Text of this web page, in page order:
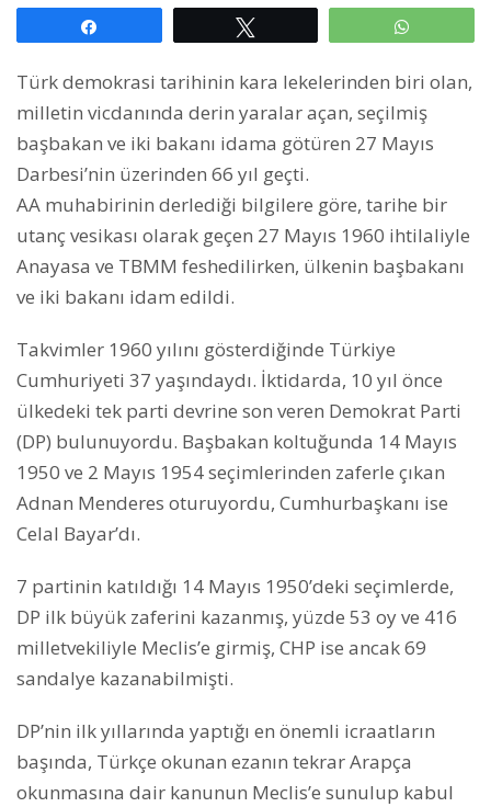
Türk demokrasi tarihinin kara lekelerinden biri olan,
milletin vicdanında derin yaralar açan, seçilmiş
başbakan ve iki bakanı idama götüren 27 Mayıs
Darbesi’nin üzerinden 66 yıl geçti.
AA muhabirinin derlediği bilgilere göre, tarihe bir
utanç vesikası olarak geçen 27 Mayıs 1960 ihtilaliyle
Anayasa ve TBMM feshedilirken, ülkenin başbakanı
ve iki bakanı idam edildi.
Takvimler 1960 yılını gösterdiğinde Türkiye
Cumhuriyeti 37 yaşındaydı. İktidarda, 10 yıl önce
ülkedeki tek parti devrine son veren Demokrat Parti
(DP) bulunuyordu. Başbakan koltuğunda 14 Mayıs
1950 ve 2 Mayıs 1954 seçimlerinden zaferle çıkan
Adnan Menderes oturuyordu, Cumhurbaşkanı ise
Celal Bayar’dı.
7 partinin katıldığı 14 Mayıs 1950’deki seçimlerde,
DP ilk büyük zaferini kazanmış, yüzde 53 oy ve 416
milletvekiliyle Meclis’e girmiş, CHP ise ancak 69
sandalye kazanabilmişti.
DP’nin ilk yıllarında yaptığı en önemli icraatların
başında, Türkçe okunan ezanın tekrar Arapça
okunmasına dair kanunun Meclis’e sunulup kabul